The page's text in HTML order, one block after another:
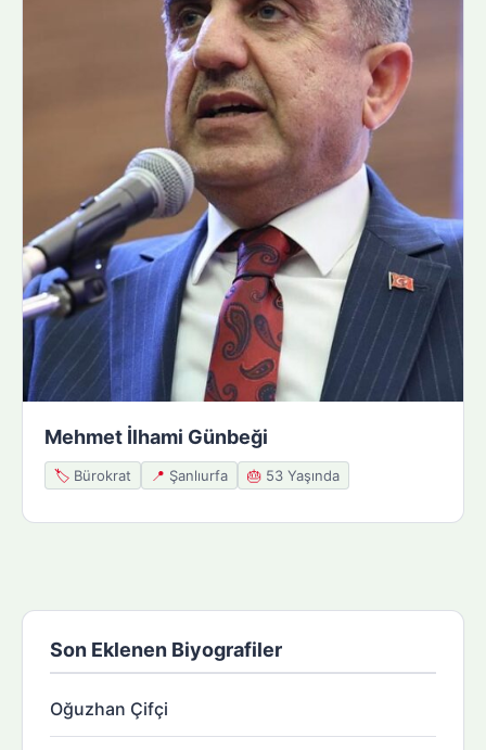
Mehmet İlhami Günbeği
🏷️ Bürokrat 📍 Şanlıurfa 🎂 53 Yaşında
Son Eklenen Biyografiler
Oğuzhan Çifçi